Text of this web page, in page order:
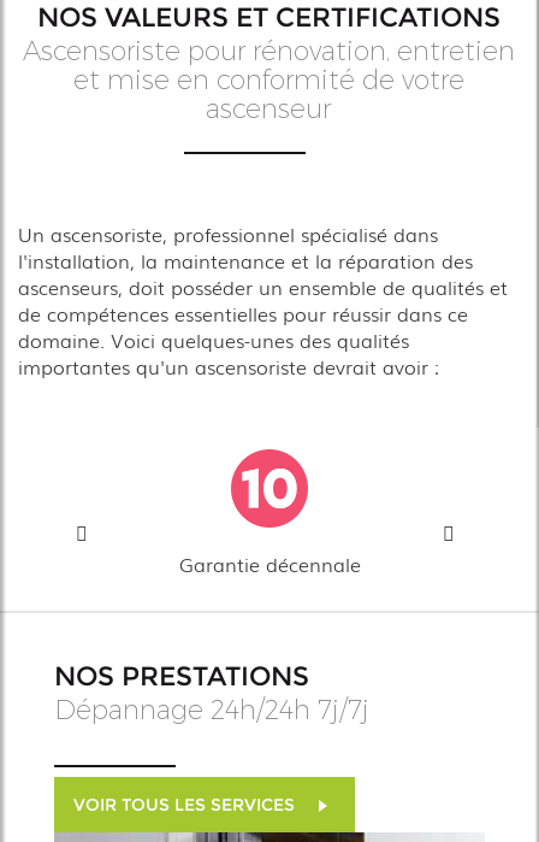
NOS VALEURS ET CERTIFICATIONS
Ascensoriste pour rénovation, entretien
et mise en conformité de votre
ascenseur
Un ascensoriste, professionnel spécialisé dans
l'installation, la maintenance et la réparation des
ascenseurs, doit posséder un ensemble de qualités et
de compétences essentielles pour réussir dans ce
domaine. Voici quelques-unes des qualités
importantes qu'un ascensoriste devrait avoir :
Garantie décennale
NOS PRESTATIONS
Dépannage 24h/24h 7j/7j
VOIR TOUS LES SERVICES